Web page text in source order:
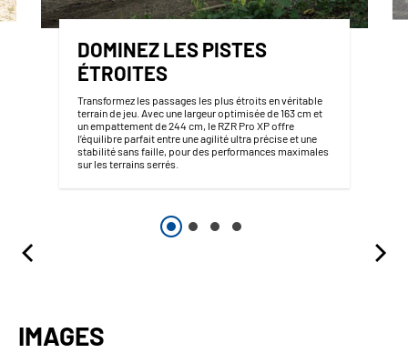
DOMINEZ LES PISTES
ÉTROITES
Transformez les passages les plus étroits en véritable
terrain de jeu. Avec une largeur optimisée de 163 cm et
un empattement de 244 cm, le RZR Pro XP offre
l’équilibre parfait entre une agilité ultra précise et une
stabilité sans faille, pour des performances maximales
sur les terrains serrés.
IMAGES